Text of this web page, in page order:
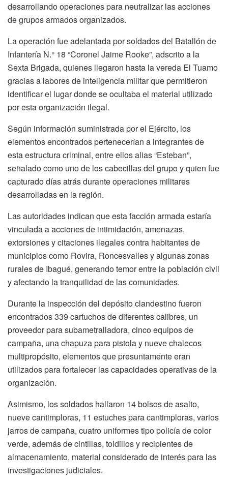
desarrollando operaciones para neutralizar las acciones
de grupos armados organizados.
La operación fue adelantada por soldados del Batallón de
Infantería N.° 18 “Coronel Jaime Rooke”, adscrito a la
Sexta Brigada, quienes llegaron hasta la vereda El Tuamo
gracias a labores de inteligencia militar que permitieron
identificar el lugar donde se ocultaba el material utilizado
por esta organización ilegal.
Según información suministrada por el Ejército, los
elementos encontrados pertenecerían a integrantes de
esta estructura criminal, entre ellos alias “Esteban”,
señalado como uno de los cabecillas del grupo y quien fue
capturado días atrás durante operaciones militares
desarrolladas en la región.
Las autoridades indican que esta facción armada estaría
vinculada a acciones de intimidación, amenazas,
extorsiones y citaciones ilegales contra habitantes de
municipios como Rovira, Roncesvalles y algunas zonas
rurales de Ibagué, generando temor entre la población civil
y afectando la tranquilidad de las comunidades.
Durante la inspección del depósito clandestino fueron
encontrados 339 cartuchos de diferentes calibres, un
proveedor para subametralladora, cinco equipos de
campaña, una chapuza para pistola y nueve chalecos
multipropósito, elementos que presuntamente eran
utilizados para fortalecer las capacidades operativas de la
organización.
Asimismo, los soldados hallaron 14 bolsos de asalto,
nueve cantimploras, 11 estuches para cantimploras, varios
jarros de campaña, cuatro uniformes tipo policía de color
verde, además de cintillas, toldillos y recipientes de
almacenamiento, material considerado de interés para las
investigaciones judiciales.